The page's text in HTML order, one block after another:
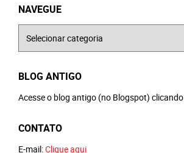
NAVEGUE
BLOG ANTIGO
Acesse o blog antigo (no Blogspot) clicando
CONTATO
E-mail:Clique aqui